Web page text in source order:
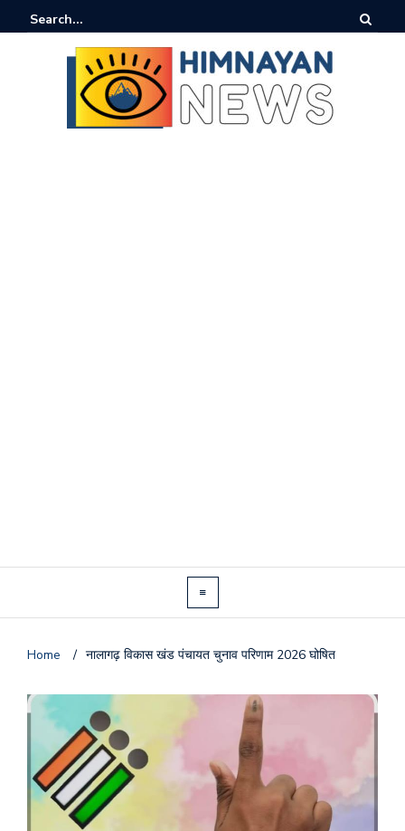
Home / नालागढ़ विकास खंड पंचायत चुनाव परिणाम 2026 घोषित